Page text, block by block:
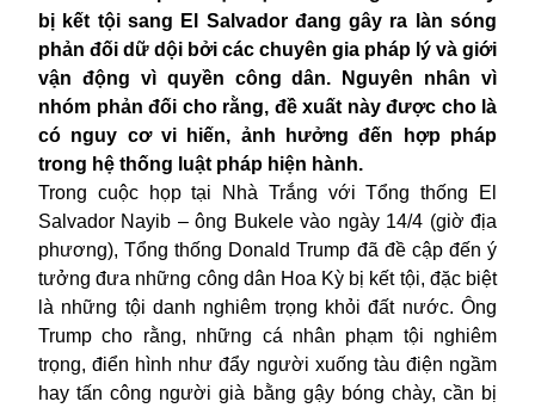
bị kết tội sang El Salvador đang gây ra làn sóng
phản đối dữ dội bởi các chuyên gia pháp lý và giới
vận động vì quyền công dân. Nguyên nhân vì
nhóm phản đối cho rằng, đề xuất này được cho là
có nguy cơ vi hiến, ảnh hưởng đến hợp pháp
trong hệ thống luật pháp hiện hành.
Trong cuộc họp tại Nhà Trắng với Tổng thống El
Salvador Nayib – ông Bukele vào ngày 14/4 (giờ địa
phương), Tổng thống Donald Trump đã đề cập đến ý
tưởng đưa những công dân Hoa Kỳ bị kết tội, đặc biệt
là những tội danh nghiêm trọng khỏi đất nước. Ông
Trump cho rằng, những cá nhân phạm tội nghiêm
trọng, điển hình như đẩy người xuống tàu điện ngầm
hay tấn công người già bằng gậy bóng chày, cần bị